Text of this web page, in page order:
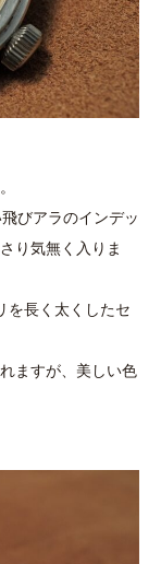
びアラのインデッ
り気無く入りま
を長く太くしたセ
ますが、美しい色